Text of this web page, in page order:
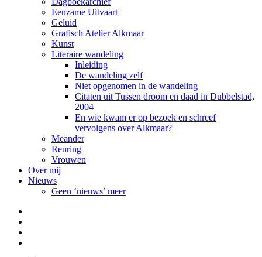
Eenzame Uitvaart
Geluid
Grafisch Atelier Alkmaar
Kunst
Literaire wandeling
Inleiding
De wandeling zelf
Niet opgenomen in de wandeling
Citaten uit Tussen droom en daad in Dubbelstad,
2004
En wie kwam er op bezoek en schreef
vervolgens over Alkmaar?
Meander
Reuring
Vrouwen
Over mij
Nieuws
Geen ‘nieuws’ meer